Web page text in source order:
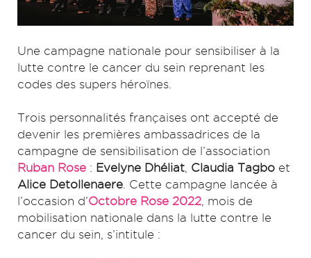
Une campagne nationale pour sensibiliser à la
lutte contre le cancer du sein reprenant les
codes des supers héroïnes.
Trois personnalités françaises ont accepté de
devenir les premières ambassadrices de la
campagne de sensibilisation de l’association
Ruban Rose : Evelyne Dhéliat Claudia Tagbo et
Alice Detollenaere . Cette campagne lancée à
l’occasion d’Octobre Rose 2022 , mois de
mobilisation nationale dans la lutte contre le
cancer du sein, s’intitule :